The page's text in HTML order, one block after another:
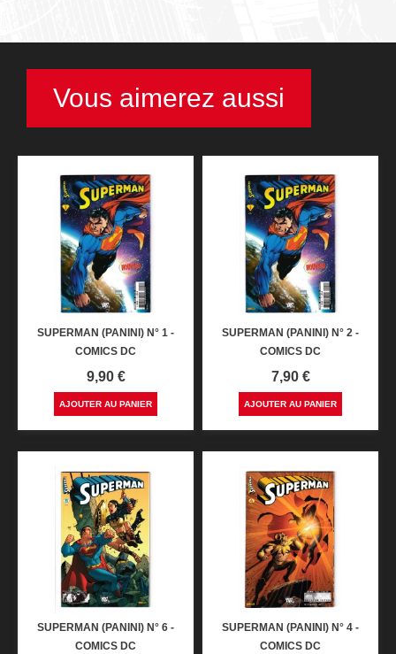
Vous aimerez aussi
SUPERMAN (PANINI) N° 1 -
COMICS DC
Prix
9,90 €
AJOUTER AU PANIER
SUPERMAN (PANINI) N° 2 -
COMICS DC
Prix
7,90 €
AJOUTER AU PANIER
SUPERMAN (PANINI) N° 6 -
COMICS DC
SUPERMAN (PANINI) N° 4 -
COMICS DC